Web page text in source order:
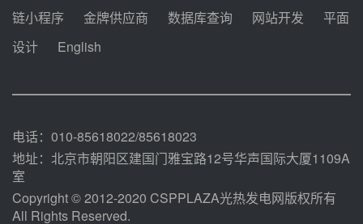
迪尔化工预中标华能西安热工院
2026-2029年熔盐介质框架协议
100MW光热项目机组调试及性能
链小程序
金牌供应商 数据库查询 网站开发
平面
设计
English
电话：010-85618022/85618023
地址：北京市朝阳区建国门雅宝路12号华声国际大厦1109A
室
Copyright © 2012-2020 CSPPLAZA光热发电网版权所有
All Rights Reserved.